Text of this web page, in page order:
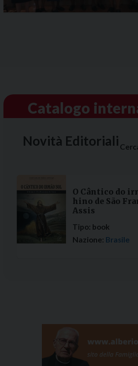
Catalogo
Novità Editoriali
O Cântico do
hino de São
Assis
Tipo: book
Nazione: Brasile